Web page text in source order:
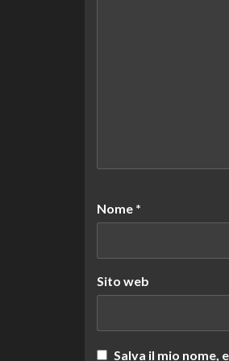
Nome *
Sito web
Salva il mio nome,